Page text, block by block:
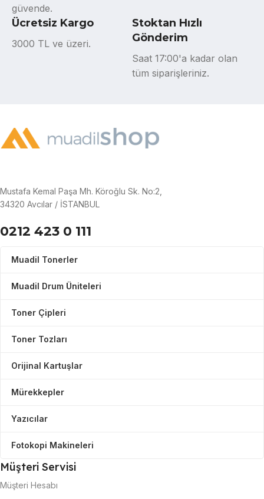
güvende.
Ücretsiz Kargo
3000 TL ve üzeri.
Stoktan Hızlı
Gönderim
Saat 17:00'a kadar olan
tüm siparişleriniz.
Mustafa Kemal Paşa Mh. Köroğlu Sk. No:2,
34320 Avcılar / İSTANBUL
0212 423 0 111
Muadil Tonerler
Muadil Drum Üniteleri
Toner Çipleri
Toner Tozları
Orijinal Kartuşlar
Mürekkepler
Yazıcılar
Fotokopi Makineleri
Müşteri Servisi
Müşteri Hesabı